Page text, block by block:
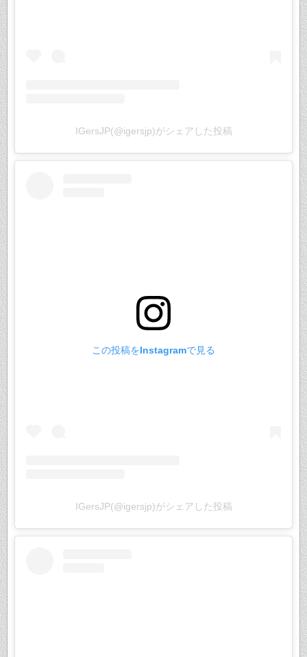
IGersJP(@igersjp)がシェアした投稿
この投稿をInstagramで見る
IGersJP(@igersjp)がシェアした投稿